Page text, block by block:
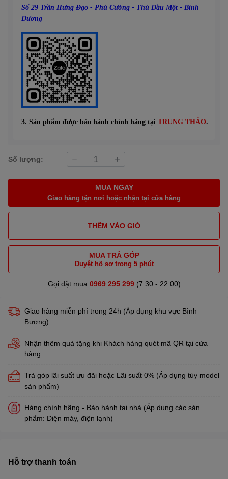
Số 29 Trần Hưng Đạo - Phú Cường - Thủ Dầu Một - Bình
Dương
3. Sản phẩm được bảo hành chính hãng tại TRUNG THẢO.
Số lượng:
MUA NGAY
Giao hàng tận nơi hoặc nhận tại cửa hàng
THÊM VÀO GIỎ
MUA TRẢ GÓP
Duyệt hồ sơ trong 5 phút
Gọi đặt mua 0969 295 299(7:30 - 22:00)
Giao hàng miễn phí trong 24h (Áp dụng khu vực Bình
Bương)
Nhận thêm quà tặng khi Khách hàng quét mã QR tại cửa
hàng
Trả góp lãi suất ưu đãi hoặc Lãi suất 0% (Áp dụng tùy model
sản phẩm)
Hàng chính hãng - Bảo hành tại nhà (Áp dụng các sản
phẩm: Điện máy, điện lạnh)
Hỗ trợ thanh toán